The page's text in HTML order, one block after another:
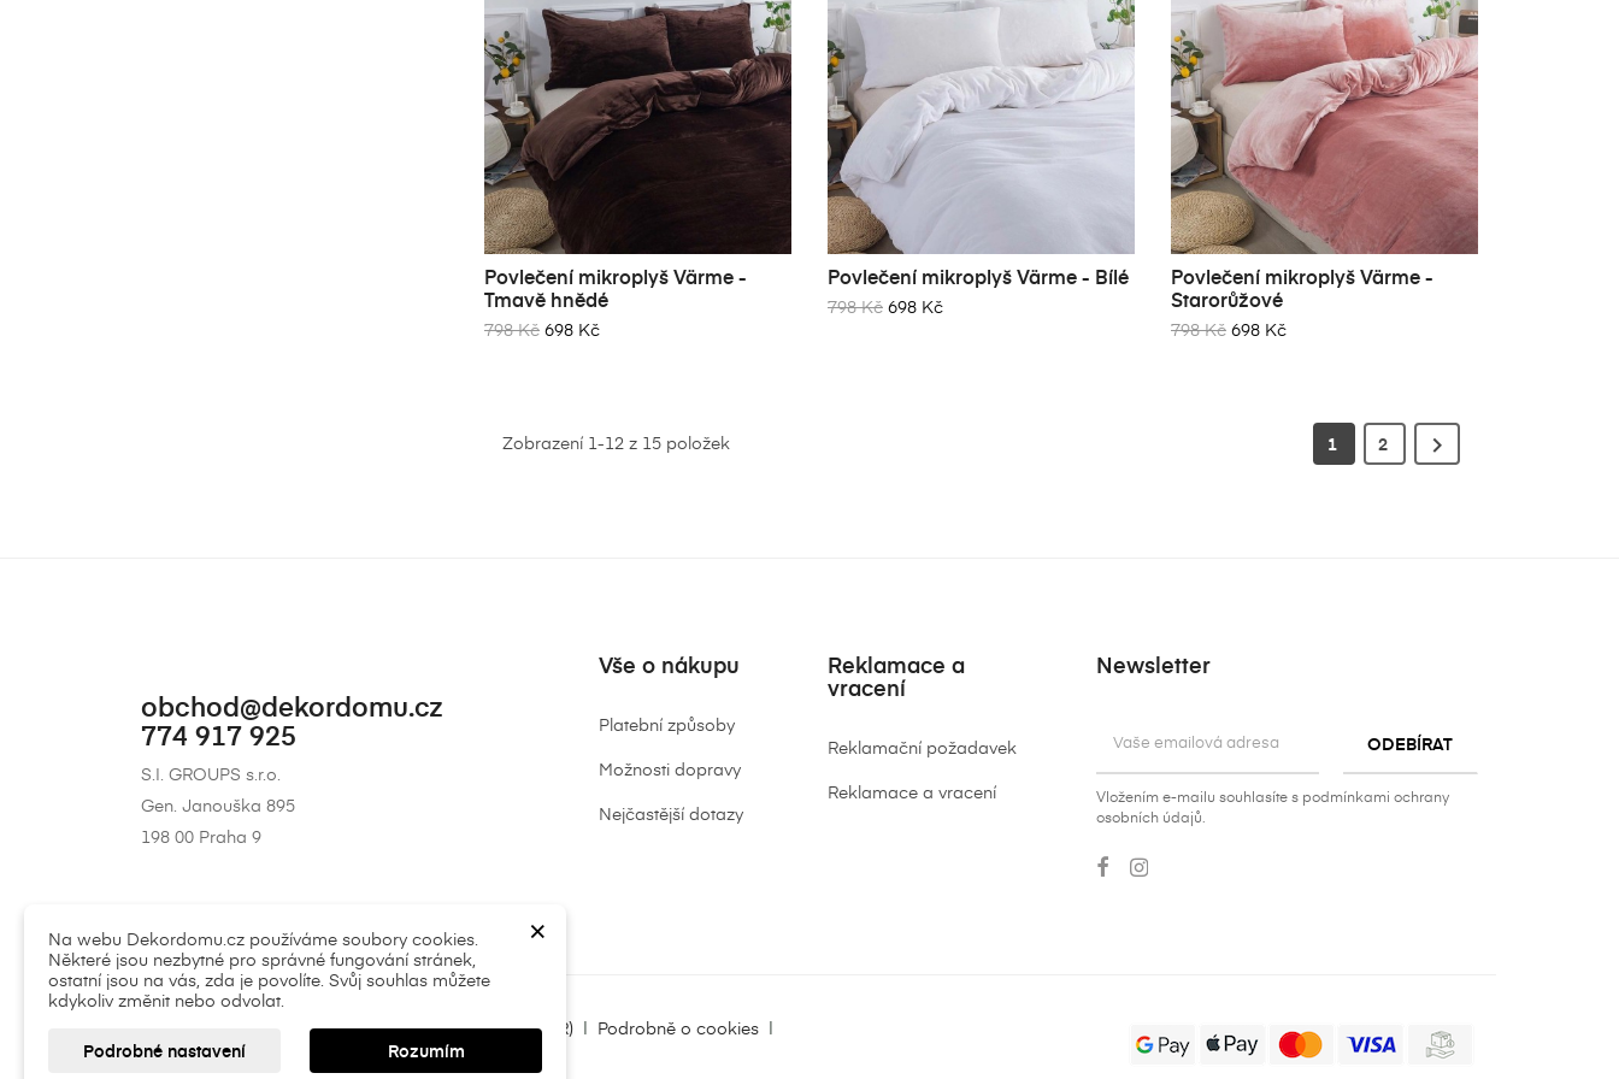
DO KOŠÍKU
Povlečení mikroplyš Värme -
Tmavě hnědé
798 Kč 698 Kč
DO KOŠÍKU
Povlečení mikroplyš Värme - Bílé
798 Kč 698 Kč
DO KOŠÍKU
Povlečení mikroplyš Värme -
Starorůžové
798 Kč 698 Kč
Zobrazení 1-12 z 15 položek 1 2 
obchod@dekordomu.cz
774 917 925
S.I. GROUPS s.r.o.
Gen. Janouška 895
198 00 Praha 9
Vše o nákupu
Platební způsoby
Možnosti dopravy
Nejčastější dotazy
Reklamace a
vracení
Reklamační požadavek
Reklamace a vracení
Newsletter
Vložením e-mailu souhlasíte s podmínkami ochrany
osobních údajů.
Všeobecné obchodní podmínky|Soukromí (GDPR) | Podrobně o cookies |
© 2025 S.I. Groups s.r.o.
×
Na webu Dekordomu.cz používáme soubory cookies.
Některé jsou nezbytné pro správné fungování stránek,
ostatní jsou na vás, zda je povolíte. Svůj souhlas můžete
kdykoliv změnit nebo odvolat.
Podrobné nastavení Rozumím